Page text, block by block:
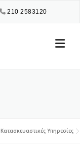
210 2583120
Κατασκευαστικές Υπηρεσίες